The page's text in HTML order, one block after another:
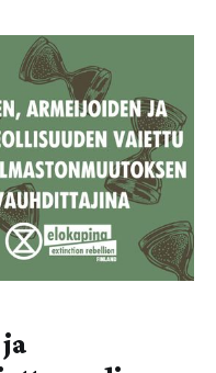
on syytä määritellä
jolla jostain
tavoite on